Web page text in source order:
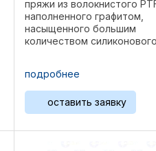
пряжи из волокнистого
наполненного графитом,
насыщенного большим
количеством силиконового
коэффициентом трения и
высокой
Применение: ...
подробнее
оставить заявку